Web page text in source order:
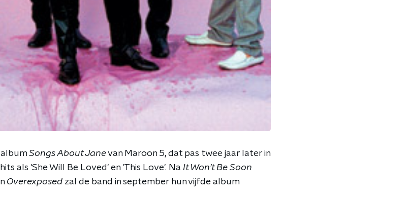
Songs About Janevan Maroon 5, dat pas twee jaar later in
als 'She Will Be Loved' en 'This Love'. Na It Won't Be Soon
Overexposed zal de band in september hun vijfde album